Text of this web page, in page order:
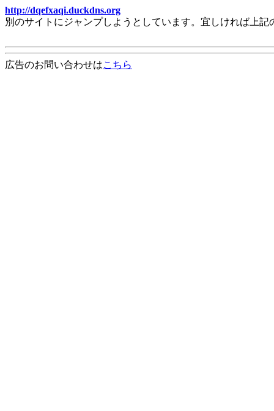
http://dqefxaqi.duckdns.org
別のサイトにジャンプしようとしています。宜しければ上
広告のお問い合わせはこちら